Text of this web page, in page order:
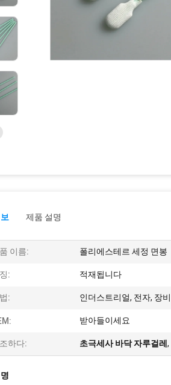
제품 설명
이름: 폴리에스테르 세정 면봉
: 적재됩니다
: 인더스트리얼, 전자, 장비
받아들이세요
하다: 초극세사 바닥 자루걸레 ,